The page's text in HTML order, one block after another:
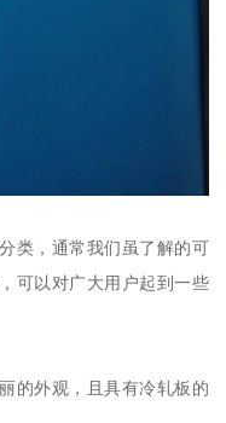
类，通常我们虽了解的可
可以对广大用户起到一些
的外观，且具有冷轧板的